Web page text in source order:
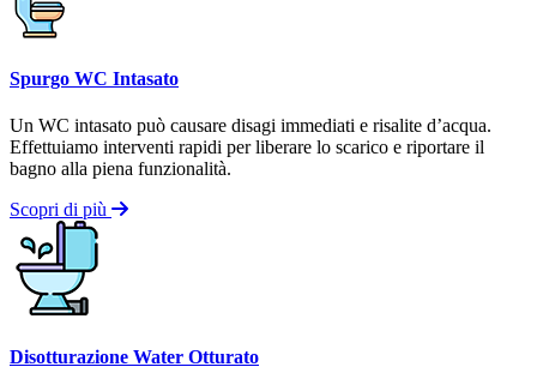
Spurgo WC Intasato
Un WC intasato può causare disagi immediati e risalite d’acqua.
Effettuiamo interventi rapidi per liberare lo scarico e riportare il
bagno alla piena funzionalità.
Scopri di più
Disotturazione Water Otturato